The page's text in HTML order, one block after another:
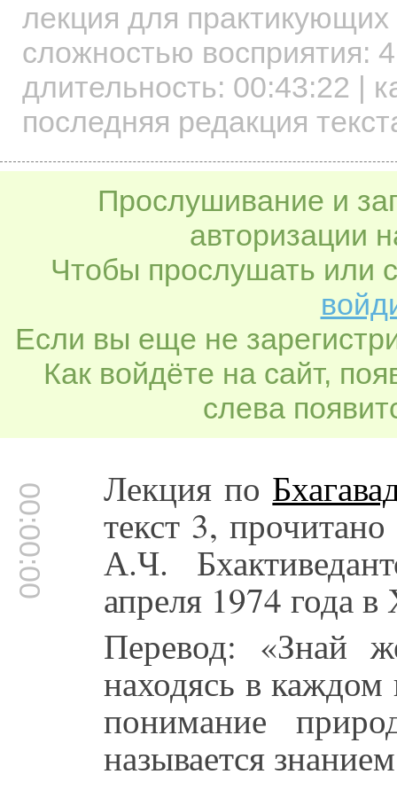
лекция для практикующих
сложностью восприятия: 4
длительность: 00:43:22 |
последняя редакция
Прослушивание и
авторизации
Чтобы прослушать или
Если вы еще не
Как войдёте на сайт,
слева
00:00:00 Лекция по
текст 3,
А.Ч.
апреля 1974 года
Перевод: «Знай
находясь в
понимание
называется